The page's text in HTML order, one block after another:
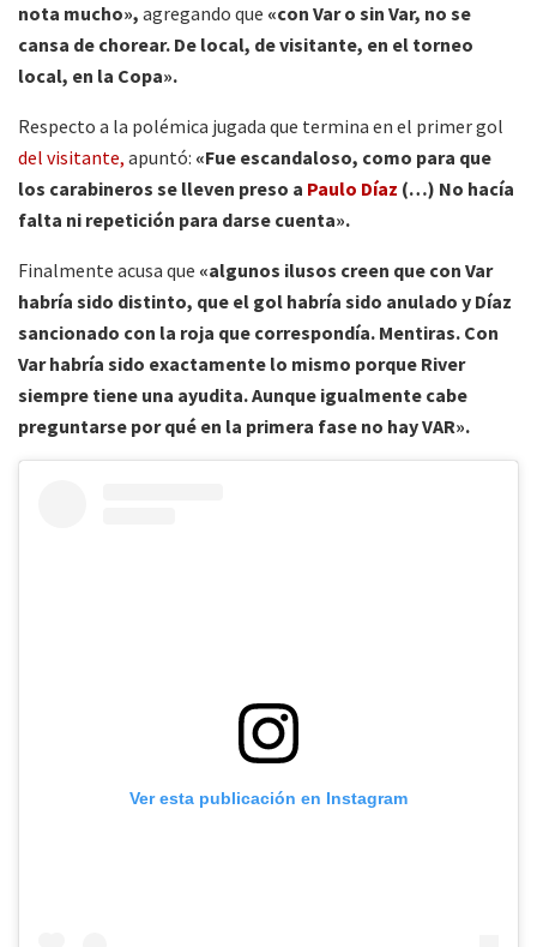
nota mucho», agregando que «con Var o sin Var, no se
cansa de chorear. De local, de visitante, en el torneo
local, en la Copa».
Respecto a la polémica jugada que termina en el primer gol
del visitante, apuntó: «Fue escandaloso, como para que
los carabineros se lleven preso a Paulo Díaz (…) No hacía
falta ni repetición para darse cuenta».
Finalmente acusa que «algunos ilusos creen que con Var
habría sido distinto, que el gol habría sido anulado y Díaz
sancionado con la roja que correspondía. Mentiras. Con
Var habría sido exactamente lo mismo porque River
siempre tiene una ayudita. Aunque igualmente cabe
preguntarse por qué en la primera fase no hay VAR».
Ver esta publicación en Instagram